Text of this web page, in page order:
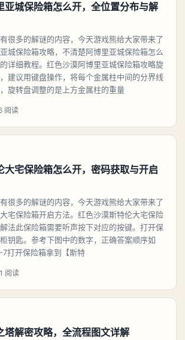
亚城保险箱怎么开，全位置分布与解
很多的解谜的内容，今天游戏熊给大家带来了
城保险箱攻略，不清楚阿博里亚城保险箱怎么
详细教程。红色沙漠阿博里亚城保险箱攻略旋
建议用键盘操作，将每个金属柱中间的分界线
旋转盘调整的是上方金属柱的重量
阅读
大宅保险箱怎么开，密码获取与开启
很多的解谜的内容，今天游戏熊给大家带来了
宅保险箱开启方法。红色沙漠斯特伦大宅保险
法此保险箱需要听声按下对应的按键。打开保
钥匙。参考下图中的数字，正确答案顺序如
开保险箱拿到【斯特
阅读
塔解密攻略，全流程图文详解